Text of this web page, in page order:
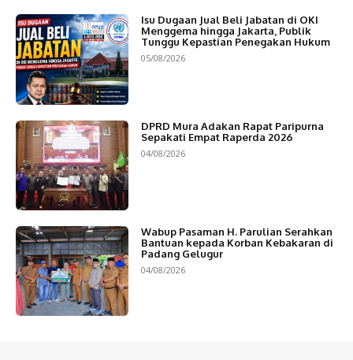
Isu Dugaan Jual Beli Jabatan di OKI
Menggema hingga Jakarta, Publik
Tunggu Kepastian Penegakan Hukum
05/08/2026
DPRD Mura Adakan Rapat Paripurna
Sepakati Empat Raperda 2026
04/08/2026
Wabup Pasaman H. Parulian Serahkan
Bantuan kepada Korban Kebakaran di
Padang Gelugur
04/08/2026